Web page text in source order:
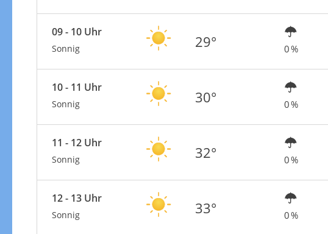
09 - 10 Uhr
Sonnig 29° 0 %
10 - 11 Uhr
Sonnig 30° 0 %
11 - 12 Uhr
Sonnig 32° 0 %
12 - 13 Uhr
Sonnig 33° 0 %